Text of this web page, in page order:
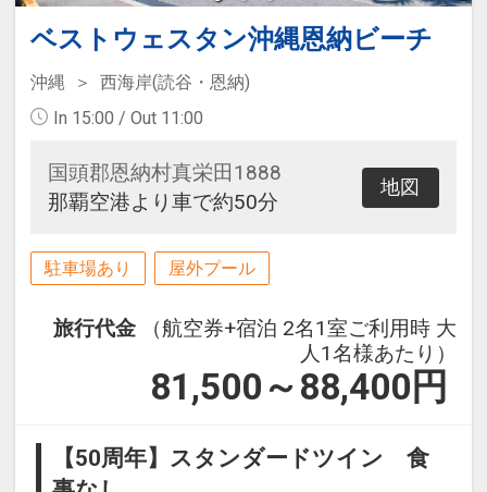
ベストウェスタン沖縄恩納ビーチ
沖縄
西海岸(読谷・恩納)
In 15:00 / Out 11:00
国頭郡恩納村真栄田1888
那覇空港より車で約50分
地図
駐車場あり 屋外プール
旅行代金
（航空券+宿泊 2名1室ご利用時 大
人1名様あたり）
81,500～88,400 円
【50周年】スタンダードツイン 食